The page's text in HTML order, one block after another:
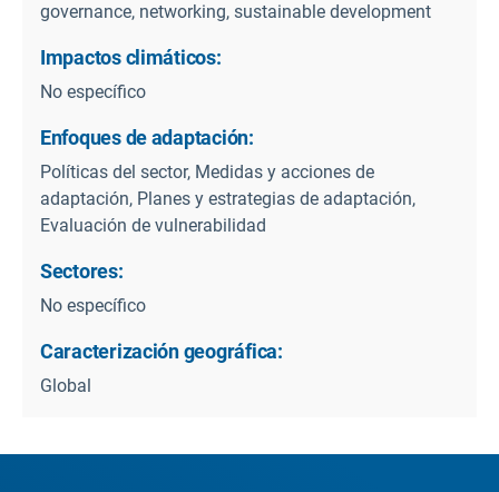
governance, networking, sustainable development
Impactos climáticos:
No específico
Enfoques de adaptación:
Políticas del sector, Medidas y acciones de
adaptación, Planes y estrategias de adaptación,
Evaluación de vulnerabilidad
Sectores:
No específico
Caracterización geográfica:
Global